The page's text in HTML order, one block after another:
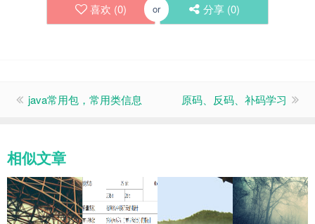
喜欢 (0) or 分享 (0)
java常用包，常用类信息 原码、反码、补码学习
相似文章